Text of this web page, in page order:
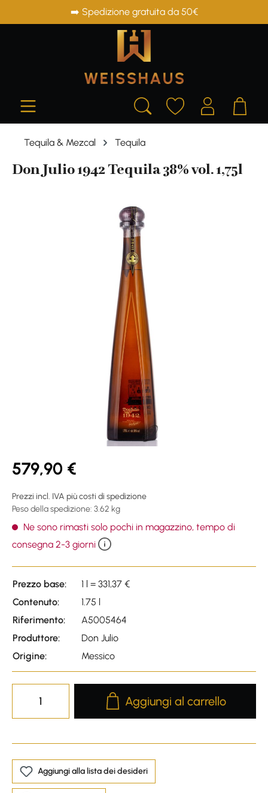
➡️ Spedizione gratuita da 50€
Tequila & Mezcal Tequila
Don Julio 1942 Tequila 38% vol. 1,75l
579,90 €
Prezzi incl. IVA più costi di spedizione
Peso della spedizione: 3.62 kg
Ne sono rimasti solo pochi in magazzino, tempo di
consegna 2-3 giorni
Prezzo base:
1 l = 331,37 €
Contenuto:
1.75 l
Riferimento:
A5005464
Produttore:
Don Julio
Origine:
Messico
Product Quantity: Enter the
Aggiungi al carrello
Aggiungi alla lista dei desideri